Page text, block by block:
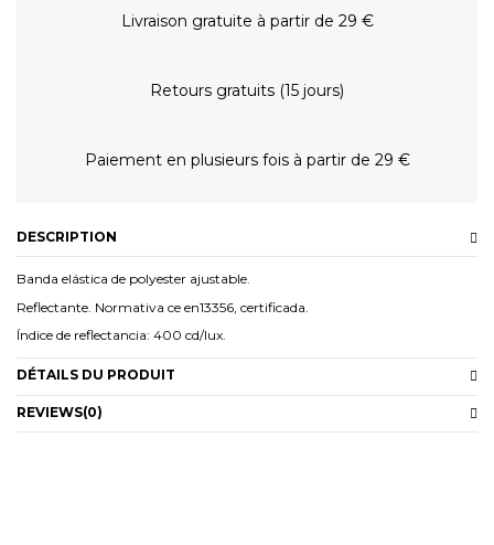
Livraison gratuite à partir de 29 €
Retours gratuits (15 jours)
Paiement en plusieurs fois à partir de 29 €
DESCRIPTION
Banda elástica de polyester ajustable.
Reflectante. Normativa ce en13356, certificada.
Índice de reflectancia: 400 cd/lux.
DÉTAILS DU PRODUIT
REVIEWS(0)